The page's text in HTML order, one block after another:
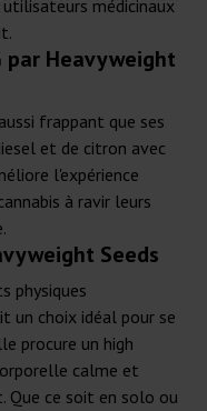
médicinaux
par Heavyweight
frappant que ses
et de citron avec
l'expérience
à ravir leurs
Seeds
physiques
un choix idéal pour se
procure un high
calme et
Que ce soit en solo ou